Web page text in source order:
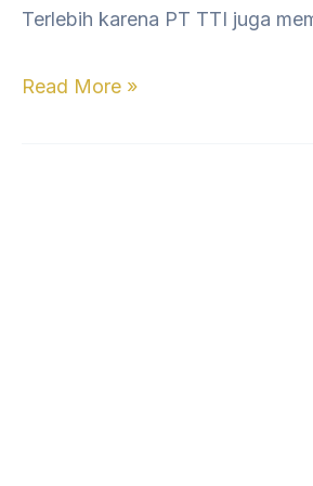
Terlebih karena PT TTI juga
Read More »